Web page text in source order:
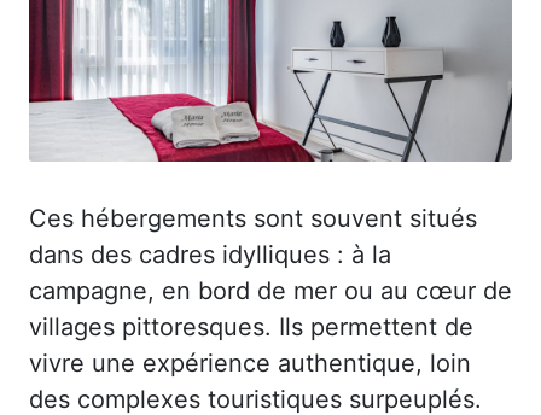
Ces hébergements sont souvent situés
dans des cadres idylliques : à la
campagne, en bord de mer ou au cœur de
villages pittoresques. Ils permettent de
vivre une expérience authentique, loin
des complexes touristiques surpeuplés.